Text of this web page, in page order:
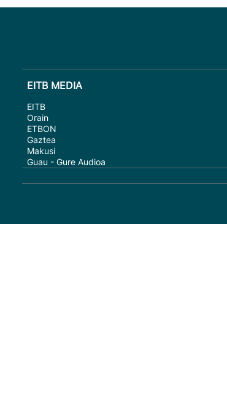
EITB MEDIA
EITB
Orain
ETBON
Gaztea
Makusi
Guau - Gure Audioa